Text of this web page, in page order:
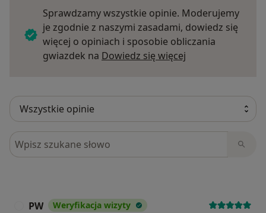
Sprawdzamy wszystkie opinie. Moderujemy
je zgodnie z naszymi zasadami, dowiedz się
więcej o opiniach i sposobie obliczania
gwiazdek na Dowiedz się więcej
Szukaj w opiniach
PW Weryfikacja wizyty